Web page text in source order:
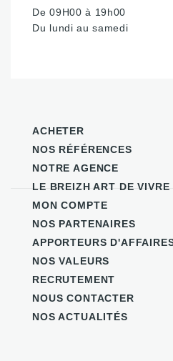
De 09H00 à 19h00
Du lundi au samedi
ACHETER
NOS RÉFÉRENCES
NOTRE AGENCE
LE BREIZH ART DE VIVRE
MON COMPTE
NOS PARTENAIRES
APPORTEURS
NOS VALEURS
RECRUTEMENT
NOUS CONTACTER
NOS ACTUALITÉS